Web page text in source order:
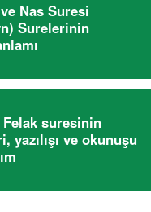
Nas Suresi
Surelerinin
suresinin
yazılışı ve okunuşu